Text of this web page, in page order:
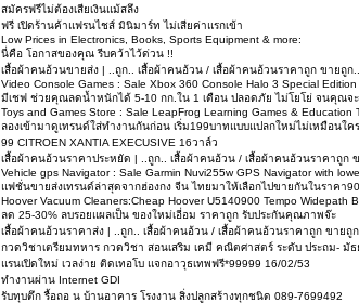
สมัครฟรีไม่ต้องเสียเงินแม้สลึง
ฟรี เปิดร้านค้าแฟรนไชส์ มินิมาร์ท ไม่เสียค่าแรกเข้า
Low Prices in Electronics, Books, Sports Equipment & more:
นี่คือ โอกาสของคุณ รีบคว้าไว้ด่วน !!
เสื้อผ้าคนอ้วนขายส่ง | ..ถูก.. เสื้อผ้าคนอ้วน / เสื้อผ้าคนอ้วนราคาถูก ขายถู
Video Console Games : Sale Xbox 360 Console Halo 3 Special Edition
มีเชฟ ช่วยคุณลดน้ำหนักได้ 5-10 กก.ใน 1 เดือน ปลอดภัย ไม่โยโย่ จนคุณจะ
Toys and Games Store : Sale LeapFrog Learning Games & Education
ลองเข้ามาดูเทรนด์ใส่ทำงานกันก่อน เริ่ม199บาทแบบแปลกใหม่ไม่เหมือนใค
99 CITROEN XANTIA EXECUSIVE 16วาล์ว
เสื้อผ้าคนอ้วนราคาประหยัด | ..ถูก.. เสื้อผ้าคนอ้วน / เสื้อผ้าคนอ้วนราคาถูก
Vehicle gps Navigator : Sale Garmin Nuvi255w GPS Navigator with
แฟชั่นขายส่งเทรนด์ล่าสุดจากฮ่องกง จีน ไทยมาให้เลือกไปขายกันในราคา
Hoover Vacuum Cleaners:Cheap Hoover U5140900 Tempo Widepath
ลด 25-30% ลบรอยแผลเป็น ของใหม่เอี่อม ราคาถูก รับประกันคุณภาพจ๊ะ
เสื้อผ้าคนอ้วนราคาส่ง | ..ถูก.. เสื้อผ้าคนอ้วน / เสื้อผ้าคนอ้วนราคาถูก ขาย
กวดวิชาเตรียมทหาร กวดวิชา สอนเสริม เคมี คณิตศาสตร์ ระดับ ประถม- มั
แรนเปิดใหม่ เวลง่าย ติดเทอโบ แจกอาวุธเทพฟรี*99999 16/02/53
ทำงานผ่าน Internet GDI
รับทุบตึก รื้อถอ น บ้านอาคาร โรงงาน สิ่งปลูกสร้างทุกชนิด 089-7699492